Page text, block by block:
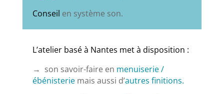
Conseil en système son.
L’atelier basé à Nantes met à disposition :
→ son savoir-faire en menuiserie /
ébénisterie mais aussi d’autres finitions.